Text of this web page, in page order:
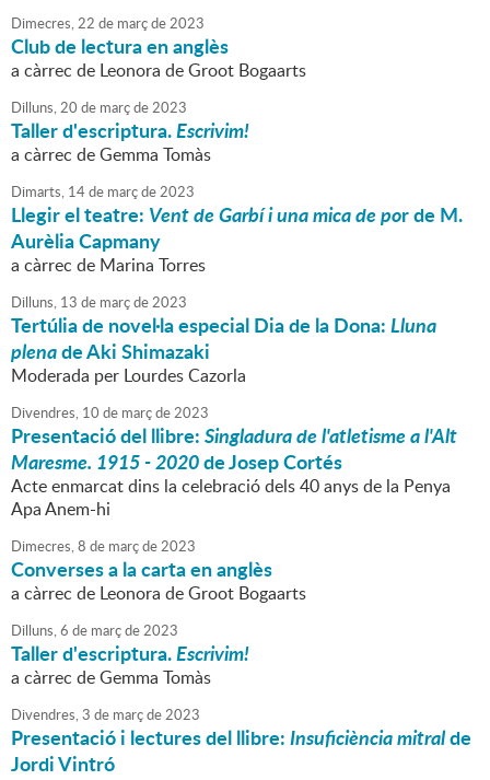
Dimecres,22 de marçde2023
Club de lectura en anglès
a càrrec de Leonora de Groot Bogaarts
Dilluns,20 de marçde2023
Taller d'escriptura.Escrivim!
a càrrec de Gemma Tomàs
Dimarts, 14de marçde2023
Llegir el teatre: Vent de Garbí i una mica de por de M.
Aurèlia Capmany
a càrrec de Marina Torres
Dilluns, 13 de marçde2023
Tertúlia de novel·la especial Dia de la Dona:Lluna
plenade Aki Shimazaki
Moderada per Lourdes Cazorla
Divendres, 10 de marçde2023
Presentació del llibre:Singladura de l'atletisme a l'Alt
Maresme. 1915 - 2020de Josep Cortés
Acte enmarcat dins la celebració dels 40 anys de la Penya
Apa Anem-hi
Dimecres,8 de marçde2023
Converses a la carta en anglès
a càrrec de Leonora de Groot Bogaarts
Dilluns,6 de marçde2023
Taller d'escriptura.Escrivim!
a càrrec de Gemma Tomàs
Divendres,3 de marçde2023
Presentació i lectures del llibre:Insuficiència mitralde
Jordi Vintró